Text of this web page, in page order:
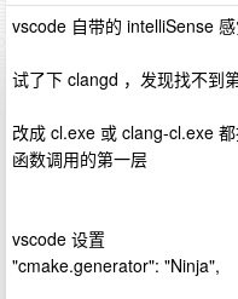
vscode 自带的 intelliSense
试了下 clangd ，发现找不到
改成 cl.exe 或 clang-cl.exe
函数调用的第一层
vscode 设置
"cmake.generator": "Ninja",